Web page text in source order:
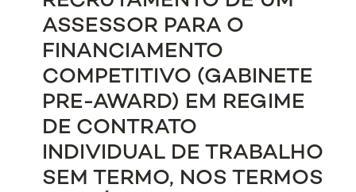
ASSESSOR PARA O
FINANCIAMENTO
COMPETITIVO (GABINETE
PRE-AWARD) EM REGIME
DE CONTRATO
INDIVIDUAL DE TRABALHO
SEM TERMO, NOS TERMOS